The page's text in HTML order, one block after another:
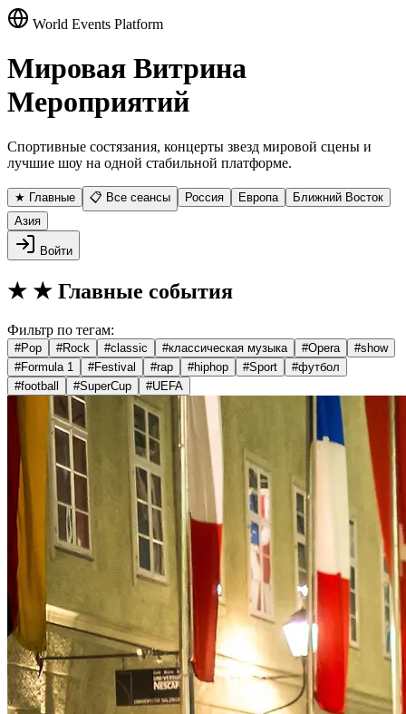
World Events Platform
Мировая Витрина
Мероприятий
Спортивные состязания, концерты звезд мировой сцены и
лучшие шоу на одной стабильной платформе.
★ Главные 📋 Все сеансы Россия Европа
Ближний Восток
Азия
Войти
★ ★ Главные события
Фильтр по тегам:
#Pop #Rock #classic #классическая музыка #Opera #show
#Formula 1 #Festival #rap #hiphop #Sport #футбол
#football #SuperCup #UEFA